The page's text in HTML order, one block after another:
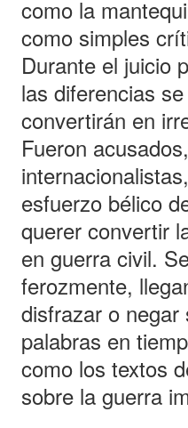
como la
como simples
Durante el juicio
las diferencias
convertirán en
Fueron
esfuerzo bélico
querer convertir
en guerra civil.
ferozmente,
disfrazar o negar
palabras en
como los textos
sobre la guerra